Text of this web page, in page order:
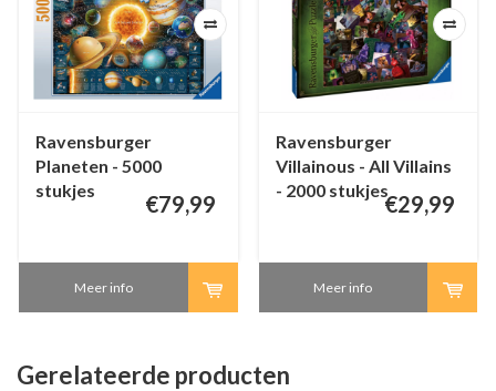
Ravensburger
Planeten - 5000
stukjes
€79,99
Meer info
Ravensburger
Villainous - All Villains
- 2000 stukjes
€29,99
Meer info
Gerelateerde producten